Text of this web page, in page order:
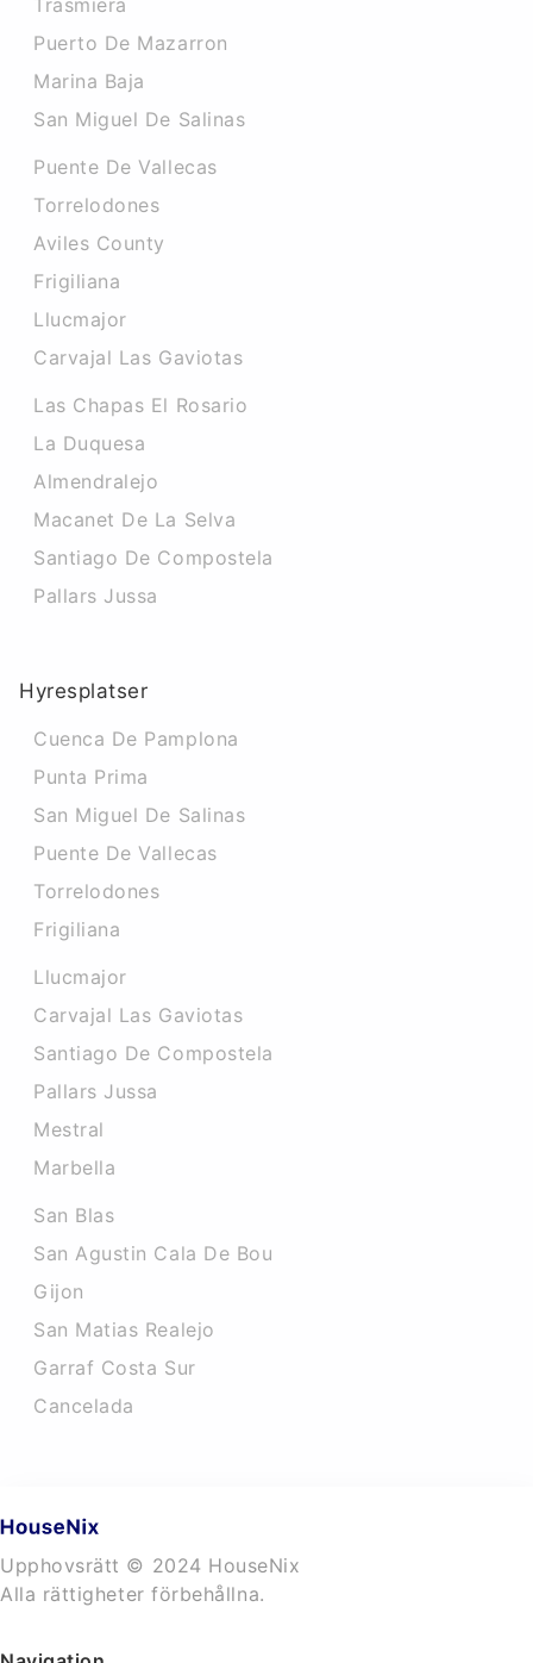
Trasmiera
Puerto De Mazarron
Marina Baja
San Miguel De Salinas
Puente De Vallecas
Torrelodones
Aviles County
Frigiliana
Llucmajor
Carvajal Las Gaviotas
Las Chapas El Rosario
La Duquesa
Almendralejo
Macanet De La Selva
Santiago De Compostela
Pallars Jussa
Hyresplatser
Cuenca De Pamplona
Punta Prima
San Miguel De Salinas
Puente De Vallecas
Torrelodones
Frigiliana
Llucmajor
Carvajal Las Gaviotas
Santiago De Compostela
Pallars Jussa
Mestral
Marbella
San Blas
San Agustin Cala De Bou
Gijon
San Matias Realejo
Garraf Costa Sur
Cancelada
Upphovsrätt © 2024 HouseNix
Alla rättigheter förbehållna.